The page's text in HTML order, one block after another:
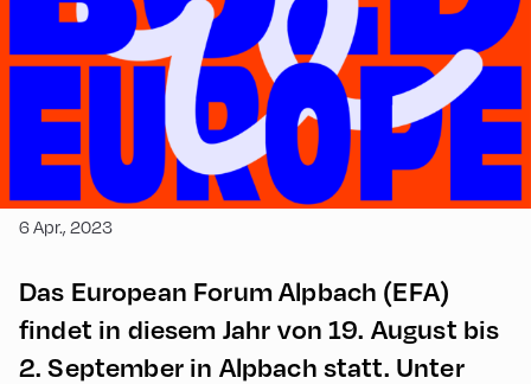
6 Apr., 2023
Das European Forum Alpbach (EFA)
findet in diesem Jahr von 19. August bis
2. September in Alpbach statt. Unter